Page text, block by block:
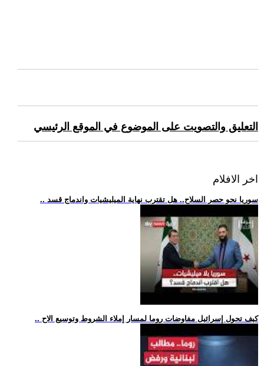
التعليق والتصويت على الموضوع في الموقع الرئيسي
اخر الافلام
.. سوريا نحو حصر السلاح.. هل تقترب نهاية الميليشيات واندماج قسد
.. كيف تحول إسرائيل مفاوضات روما لمسار إملاء الشروط وتوسيع الاح